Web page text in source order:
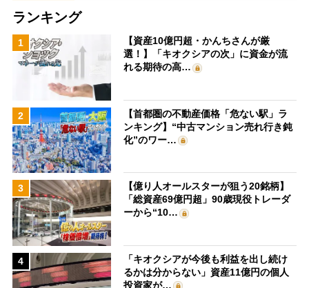
ランキング
1
【資産10億円超・かんちさんが厳
選！】「キオクシアの次」に資金が流
れる期待の高…
2
【首都圏の不動産価格「危ない駅」ラ
ンキング】“中古マンション売れ行き鈍
化”のワー…
3
【億り人オールスターが狙う20銘柄】
「総資産69億円超」90歳現役トレーダ
ーから“10…
4
「キオクシアが今後も利益を出し続け
るかは分からない」資産11億円の個人
投資家が…